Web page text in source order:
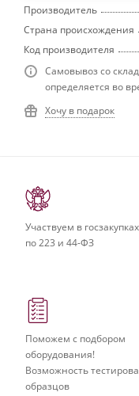
Производитель
Страна происхождения
Код производителя
Самовывоз со
определяется во
Хочу в подарок
Участвуем в госзакупках
по 223 и 44-ФЗ
Поможем с подбором
оборудования!
Возможность
образцов